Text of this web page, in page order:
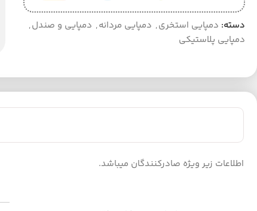
دسته: دمپایی استخری, دمپایی مردانه, دمپایی و صندل,
دمپایی پلاستیکی
اطلاعات زیر ویژه صادرکنندگان میباشد.